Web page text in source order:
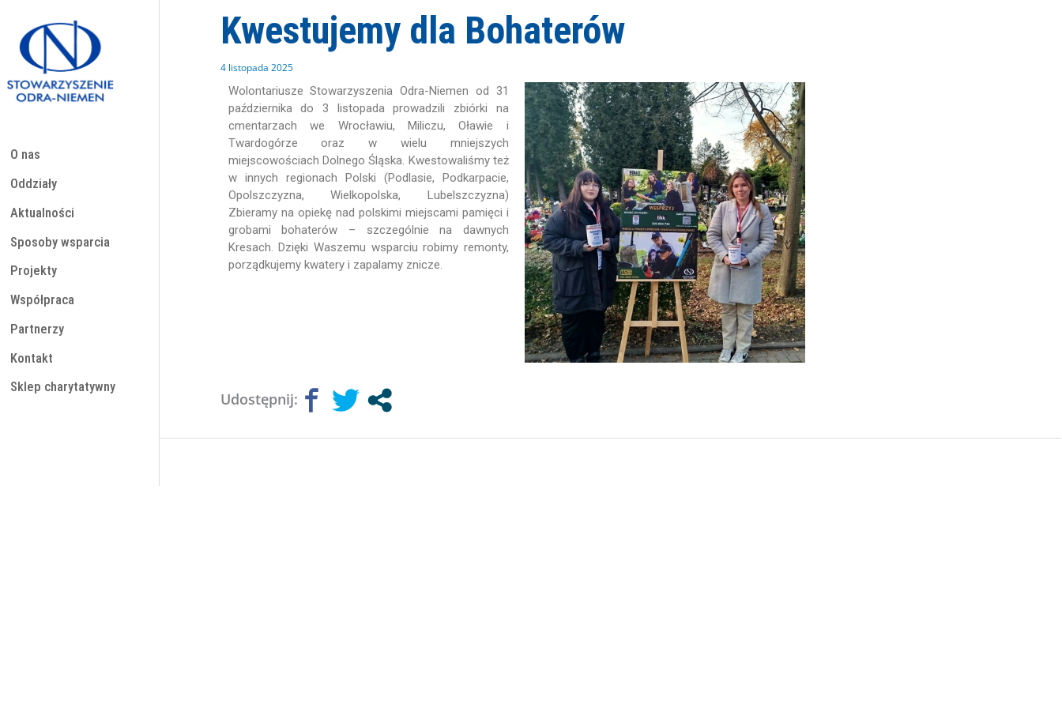
treści
O nas
Oddziały
Aktualności
Sposoby wsparcia
Projekty
Współpraca
Partnerzy
Kontakt
Sklep charytatywny
Kwestujemy dla Bohaterów
4 listopada 2025
Wolontariusze Stowarzyszenia Odra-Niemen od 31
października do 3 listopada prowadzili zbiórki na
cmentarzach we Wrocławiu, Miliczu, Oławie i
Twardogórze oraz w wielu mniejszych
miejscowościach Dolnego Śląska. Kwestowaliśmy też
w innych regionach Polski (Podlasie, Podkarpacie,
Opolszczyzna, Wielkopolska, Lubelszczyzna)
Zbieramy na opiekę nad polskimi miejscami pamięci i
grobami bohaterów – szczególnie na dawnych
Kresach. Dzięki Waszemu wsparciu robimy remonty,
porządkujemy kwatery i zapalamy znicze.
Udostępnij: